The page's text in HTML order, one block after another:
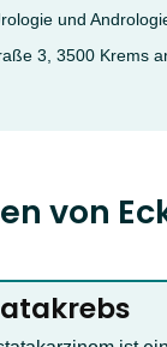
und
3, 3500 Krems
von